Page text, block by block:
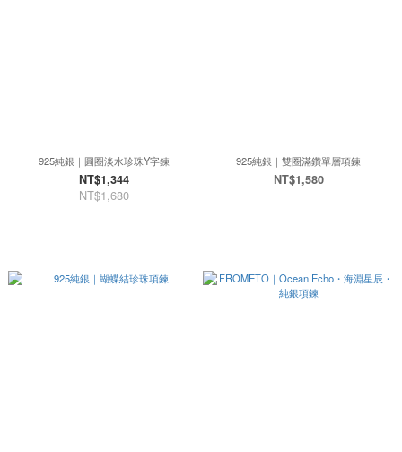
925純銀｜圓圈淡水珍珠Y字鍊
NT$1,344
NT$1,680
925純銀｜雙圈滿鑽單層項鍊
NT$1,580